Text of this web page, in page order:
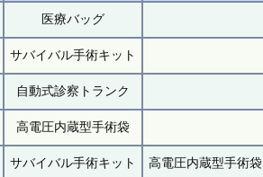
医療バッグ
サバイバル手術キット
自動式診察トランク
高電圧内蔵型手術袋
サバイバル手術キット 高電圧内蔵型手術袋